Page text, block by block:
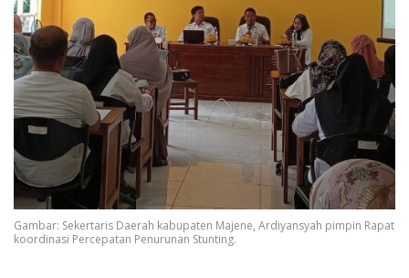
Gambar: Sekertaris Daerah kabupaten Majene, Ardiyansyah pimpin Rapat
koordinasi Percepatan Penurunan Stunting.